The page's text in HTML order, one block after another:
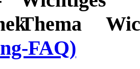
FAQ)